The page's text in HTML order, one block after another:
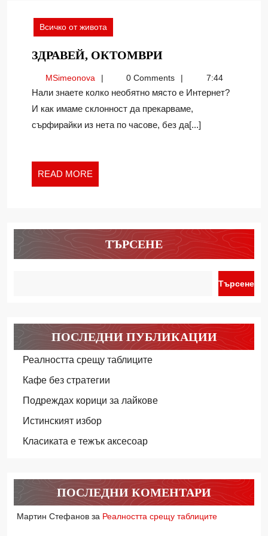
Всичко от живота
ЗДРАВЕЙ, ОКТОМВРИЗДРАВЕЙ,
MSimeonovaMSimeonova0 Comments 7:44
Нали знаете колко необятно място е Интернет?
И как имаме склонност да прекарваме,
сърфирайки из нета по часове, без да[...]
READ MORE
MORE
ТЪРСЕНЕ
Търсене
ПОСЛЕДНИ ПУБЛИКАЦИИ
Реалността срещу таблиците
Кафе без стратегии
Подреждах корици за лайкове
Истинският избор
Класиката е тежък аксесоар
ПОСЛЕДНИ КОМЕНТАРИ
Мартин Стефанов за Реалността срещу таблиците